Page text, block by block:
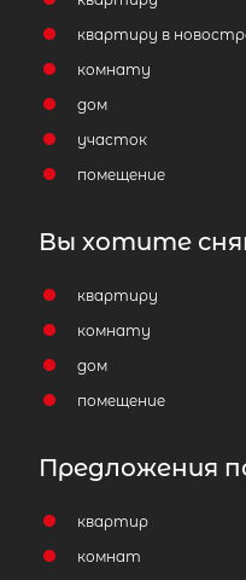
2-
квартиру в
комнату
дом
участок
помещение
Вы хотите
квартиру
комнату
дом
помещение
Предложения
квартир
комнат